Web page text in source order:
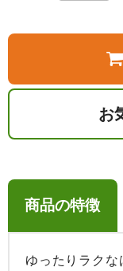
お
商品の特徴
ゆったりラク